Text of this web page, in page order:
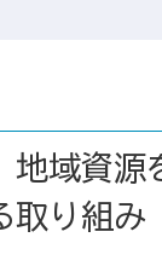
地域資源
取り組み